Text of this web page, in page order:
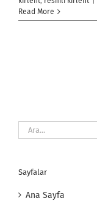
Read More
Ara:
Sayfalar
Ana Sayfa